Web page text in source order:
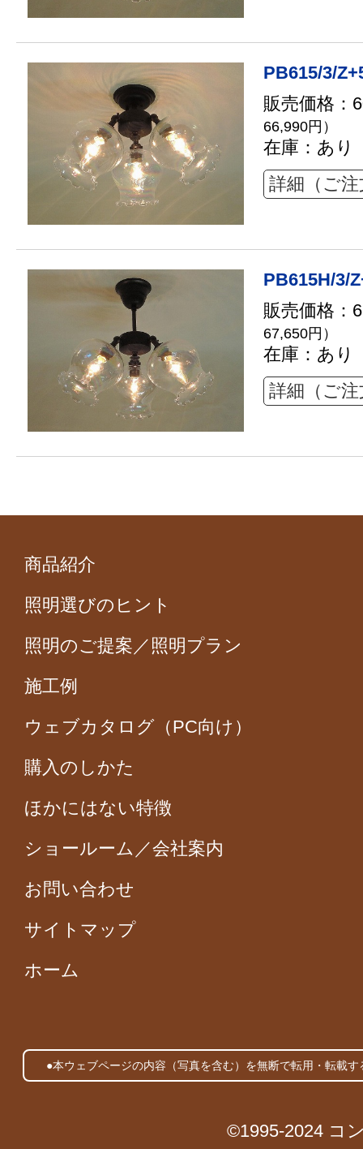
PB615/3/
販売価格：
66,990円）
在庫：あり
詳細（ご
PB615H/3/
販売価格：
67,650円）
在庫：あり
詳細（ご
商品紹介
照明選びのヒント
照明のご提案／照明プラン
施工例
ウェブカタログ（PC向け）
購入のしかた
ほかにはない特徴
ショールーム／会社案内
お問い合わせ
サイトマップ
ホーム
●本ウェブページの内容（写真を含む）を無断で転用・転載
©1995-2024 コ